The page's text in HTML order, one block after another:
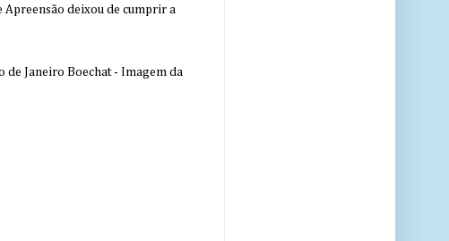
Apreensão deixou de cumprir a
de Janeiro Boechat - Imagem da